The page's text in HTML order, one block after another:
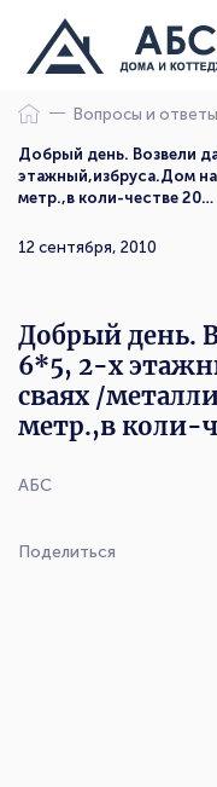
Вопросы и ответы
Добрый день. Возвели
этажный,избруса.Дом
метр.,в коли-честве 20…
АБС
12 сентября, 2010
Добрый день.
6*5, 2-х
сваях /
метр.,в коли-
Поделиться